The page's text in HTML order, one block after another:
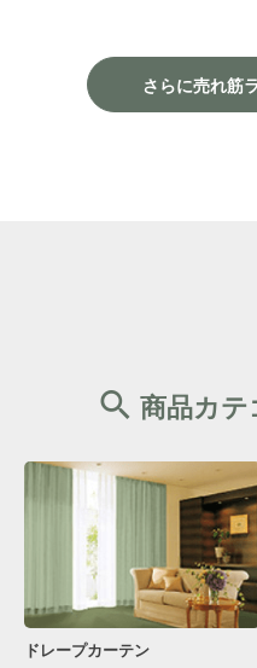
さらに売れ筋
商品カ
ドレープカーテン